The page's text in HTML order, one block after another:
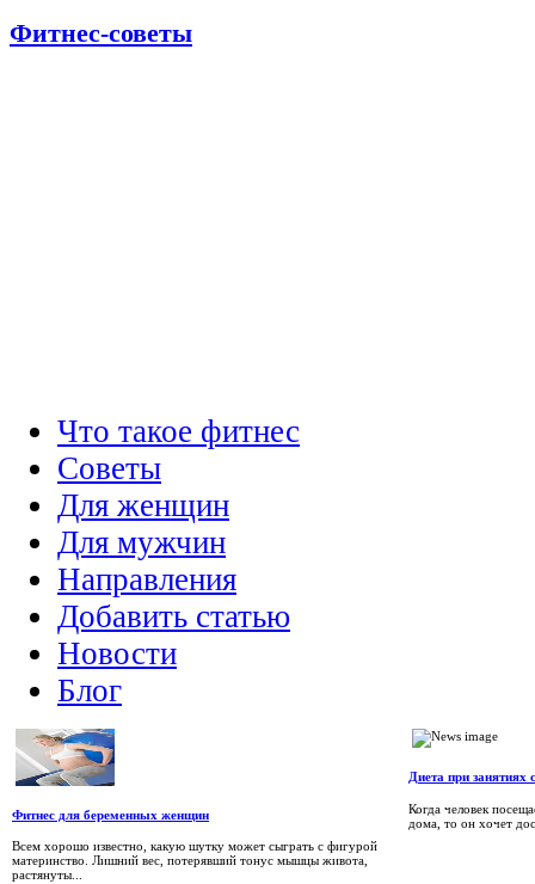
Фитнес-советы
Что такое фитнес
Советы
Для женщин
Для мужчин
Направления
Добавить статью
Новости
Блог
Фитнес для беременных женщин
Всем хорошо известно, какую шутку может сыграть с фигурой
материнство. Лишний вес, потерявший тонус мышцы живота,
растянуты...
Диета при занятиях
Когда человек
дома, то он хочет